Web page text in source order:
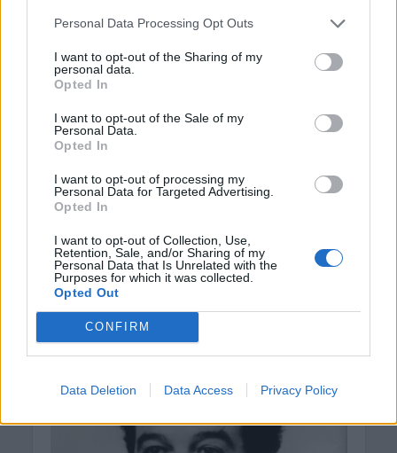
Personal Data Processing Opt Outs
I want to opt-out of the Sharing of my
personal data.
Opted In
I want to opt-out of the Sale of my
Personal Data.
Opted In
I want to opt-out of processing my
Personal Data for Targeted Advertising.
Opted In
I want to opt-out of Collection, Use,
Retention, Sale, and/or Sharing of my
Personal Data that Is Unrelated with the
Purposes for which it was collected.
Opted Out
CONFIRM
Data Deletion Data Access Privacy Policy